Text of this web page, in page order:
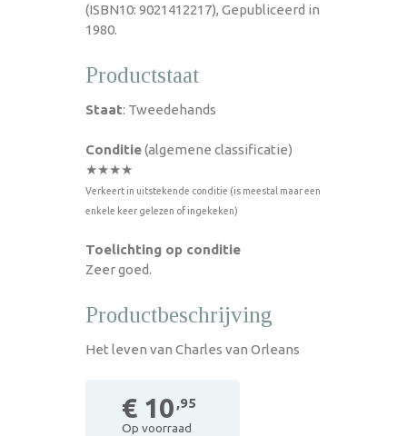
(ISBN10: 9021412217), Gepubliceerd in
1980.
Productstaat
Staat: Tweedehands
Conditie(algemene classificatie)
★★★★
Verkeert in uitstekende conditie (is meestal maar een
enkele keer gelezen of ingekeken)
Toelichting op conditie
Zeer goed.
Productbeschrijving
Het leven van Charles van Orleans
€ 10 ,95
Op voorraad